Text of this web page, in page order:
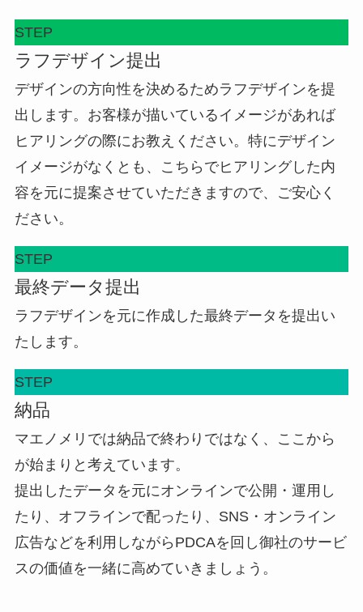
STEP
ラフデザイン提出
デザインの方向性を決めるためラフデザインを提
出します。お客様が描いているイメージがあれば
ヒアリングの際にお教えください。特にデザイン
イメージがなくとも、こちらでヒアリングした内
容を元に提案させていただきますので、ご安心く
ださい。
STEP
最終データ提出
ラフデザインを元に作成した最終データを提出い
たします。
STEP
納品
マエノメリでは納品で終わりではなく、ここから
が始まりと考えています。
提出したデータを元にオンラインで公開・運用し
たり、オフラインで配ったり、SNS・オンライン
広告などを利用しながらPDCAを回し御社のサービ
スの価値を一緒に高めていきましょう。